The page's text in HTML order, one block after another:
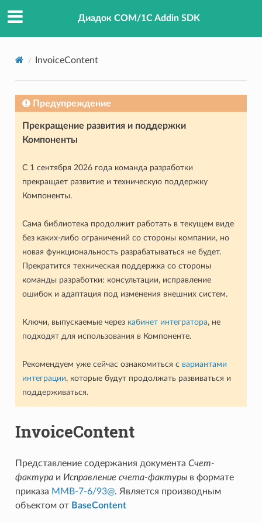
Диадок COM/1C Addin SDK
InvoiceContent
Предупреждение
Прекращение развития и поддержки
Компоненты
С 1 сентября 2026 года команда разработки
прекращает развитие и техническую поддержку
Компоненты.
Сама библиотека продолжит работать в текущем виде
без каких-либо ограничений со стороны компании, но
новая функциональность разрабатываться не будет.
Прекратится техническая поддержка со стороны
команды разработки: консультации, исправление
ошибок и адаптация под изменения внешних систем.
Ключи, выпускаемые через кабинет интегратора, не
подходят для использования в Компоненте.
Рекомендуем уже сейчас ознакомиться с вариантами
интеграции, которые будут продолжать развиваться и
поддерживаться.
InvoiceContent
Представление содержания документа Счет-
фактураи Исправление счета-фактурыв формате
приказа ММВ-7-6/93@. Является производным
объектом от BaseContent